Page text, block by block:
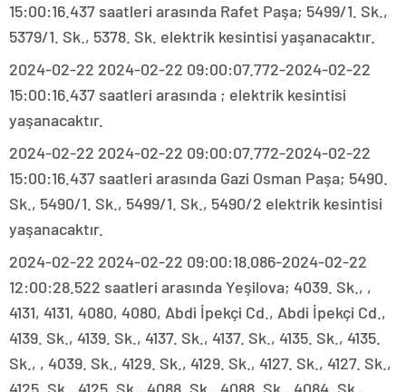
15:00:16.437 saatleri arasında Rafet Paşa; 5499/1. Sk.,
5379/1. Sk., 5378. Sk. elektrik kesintisi yaşanacaktır.
2024-02-22 2024-02-22 09:00:07.772-2024-02-22
15:00:16.437 saatleri arasında ; elektrik kesintisi
yaşanacaktır.
2024-02-22 2024-02-22 09:00:07.772-2024-02-22
15:00:16.437 saatleri arasında Gazi Osman Paşa; 5490.
Sk., 5490/1. Sk., 5499/1. Sk., 5490/2 elektrik kesintisi
yaşanacaktır.
2024-02-22 2024-02-22 09:00:18.086-2024-02-22
12:00:28.522 saatleri arasında Yeşilova; 4039. Sk., ,
4131, 4131, 4080, 4080, Abdi İpekçi Cd., Abdi İpekçi Cd.,
4139. Sk., 4139. Sk., 4137. Sk., 4137. Sk., 4135. Sk., 4135.
Sk., , 4039. Sk., 4129. Sk., 4129. Sk., 4127. Sk., 4127. Sk.,